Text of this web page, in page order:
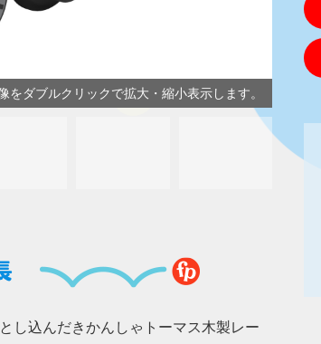
をダブルクリックで拡大・縮小表示します。
し込んだきかんしゃトーマス木製レー